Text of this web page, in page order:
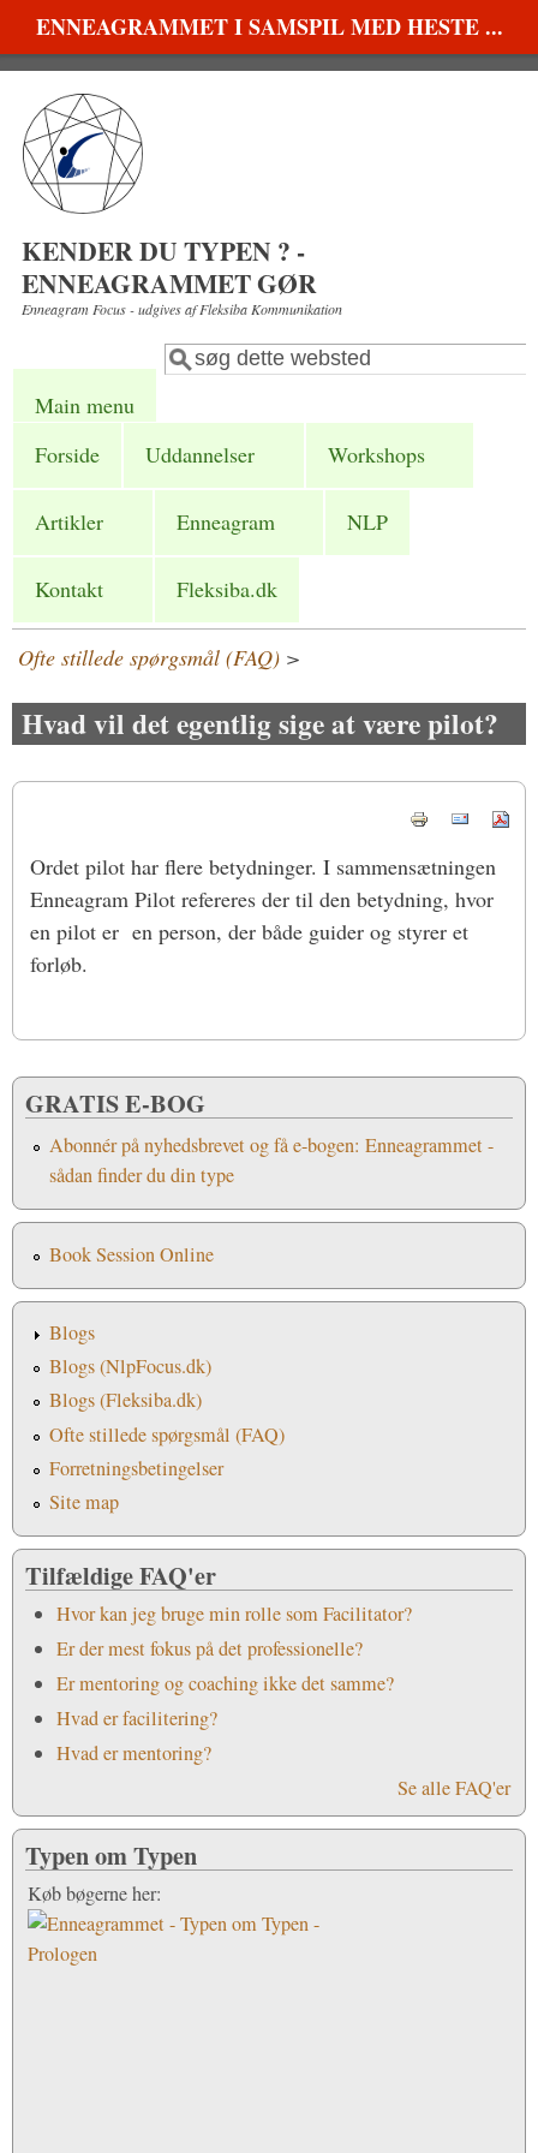
Gå til hovedindhold
ENNEAGRAMMET I SAMSPIL MED HESTE ...
KENDER DU TYPEN ? -
ENNEAGRAMMET GØR
Enneagram Focus - udgives af Fleksiba Kommunikation
Søgefelt
Søg
Main menu
Forside
Uddannelser Workshops
Artikler Enneagram NLP
Kontakt Fleksiba.dk
Ofte stillede spørgsmål (FAQ) >
Hvad vil det egentlig sige at være pilot?
Ordet pilot har flere betydninger. I sammensætningen
Enneagram Pilot refereres der til den betydning, hvor
en pilot er en person, der både guider og styrer et
forløb.
GRATIS E-BOG
Abonnér på nyhedsbrevet og få e-bogen: Enneagrammet -
sådan finder du din type
Book Session Online
Blogs
Blogs (NlpFocus.dk)
Blogs (Fleksiba.dk)
Ofte stillede spørgsmål (FAQ)
Forretningsbetingelser
Site map
Tilfældige FAQ'er
Hvor kan jeg bruge min rolle som Facilitator?
Er der mest fokus på det professionelle?
Er mentoring og coaching ikke det samme?
Hvad er facilitering?
Hvad er mentoring?
Se alle FAQ'er
Typen om Typen
Køb bøgerne her: